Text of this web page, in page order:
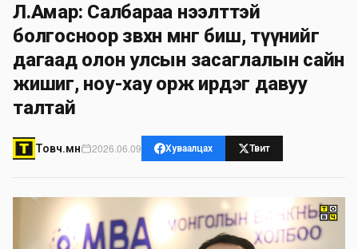
Л.Амар: Салбараа нээлттэй
болгосноор зөвхөн мөнгө биш, түүнийг
дагаад олон улсын засаглалын сайн
жишиг, ноу-хау орж ирдэг давуу
талтай
Товч.мн 2026.06.09 Хуваалцах Твит